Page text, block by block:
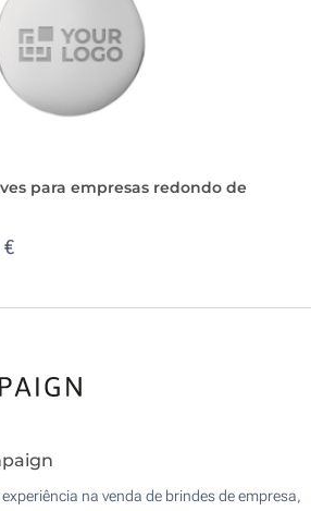
para empresas redondo de
€
na venda de brindes de empresa,